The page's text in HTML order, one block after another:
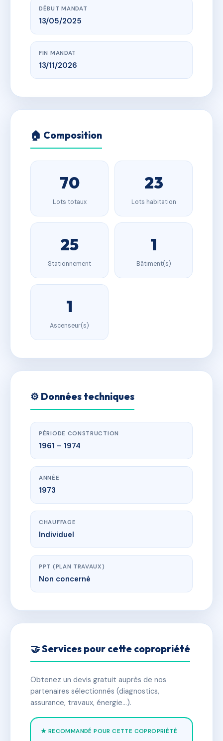
DÉBUT MANDAT
13/05/2025
FIN MANDAT
13/11/2026
🏠 Composition
70
Lots totaux
23
Lots habitation
25
Stationnement
1
Bâtiment(s)
1
Ascenseur(s)
⚙️ Données techniques
PÉRIODE CONSTRUCTION
1961 – 1974
ANNÉE
1973
CHAUFFAGE
Individuel
PPT (PLAN TRAVAUX)
Non concerné
🤝 Services pour cette copropriété
Obtenez un devis gratuit auprès de nos
partenaires sélectionnés (diagnostics,
assurance, travaux, énergie…).
★ RECOMMANDÉ POUR CETTE COPROPRIÉTÉ